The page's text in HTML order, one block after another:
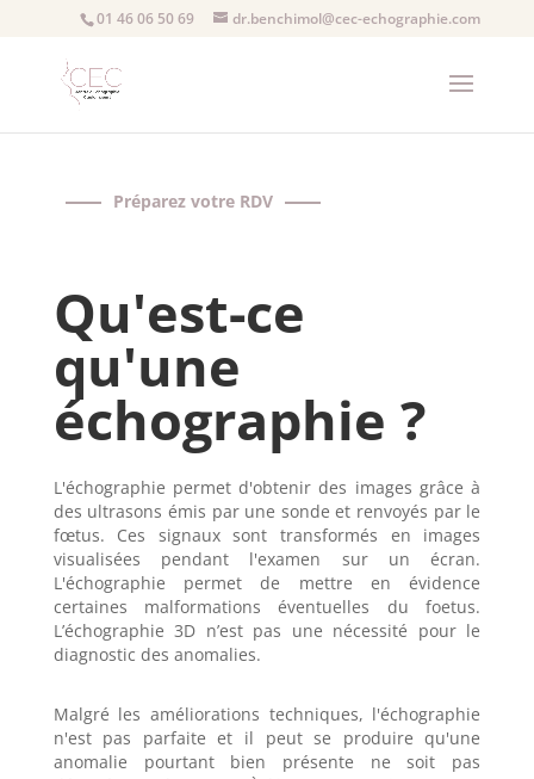
01 46 06 50 69 dr.benchimol@cec-echographie.com
Préparez votre RDV
Qu'est-ce
qu'une
échographie ?
L'échographie permet d'obtenir des images grâce à
des ultrasons émis par une sonde et renvoyés par le
fœtus. Ces signaux sont transformés en images
visualisées pendant l'examen sur un écran.
L'échographie permet de mettre en évidence
certaines malformations éventuelles du foetus.
L’échographie 3D n’est pas une nécessité pour le
diagnostic des anomalies.
Malgré les améliorations techniques, l'échographie
n'est pas parfaite et il peut se produire qu'une
anomalie pourtant bien présente ne soit pas